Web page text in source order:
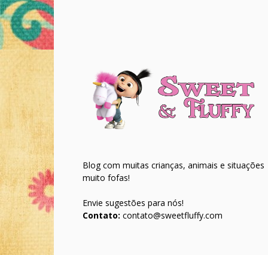
Blog com muitas crianças, animais e situações
muito fofas!
Envie sugestões para nós!
Contato: contato@sweetfluffy.com